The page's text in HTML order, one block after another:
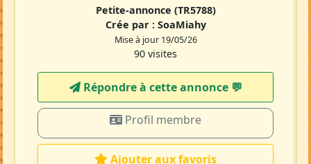
Petite-annonce (TR5788)
Crée par : SoaMiahy
Mise à jour 19/05/26
90 visites
Répondre à cette annonce 💬​
Profil membre
Ajouter aux favoris